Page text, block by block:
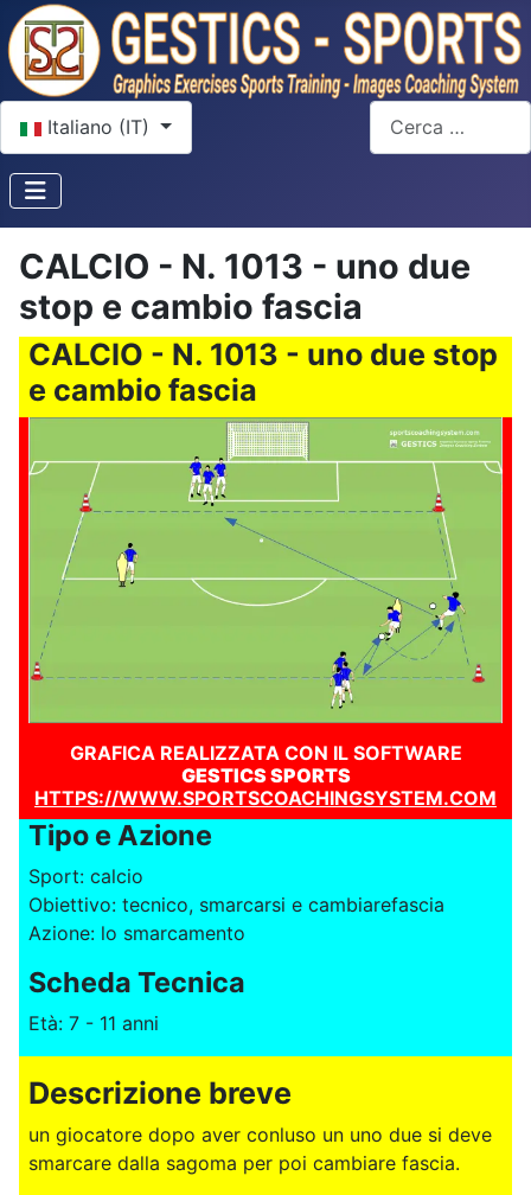
Seleziona la tua lingua
Italiano (IT)
Cerca
CALCIO - N. 1013 - uno due
stop e cambio fascia
CALCIO - N. 1013 - uno due stop
e cambio fascia
GRAFICA REALIZZATA CON IL SOFTWARE
GESTICS SPORTS
HTTPS://WWW.SPORTSCOACHINGSYSTEM.COM
Tipo e Azione
Sport: calcio
Obiettivo: tecnico, smarcarsi e cambiarefascia
Azione: lo smarcamento
Scheda Tecnica
Età: 7 - 11 anni
Descrizione breve
un giocatore dopo aver conluso un uno due si deve
smarcare dalla sagoma per poi cambiare fascia.